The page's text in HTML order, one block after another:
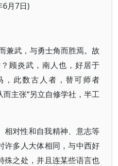
6月7日)
兼武，与勇士角而胜焉。故
顾炎武，南人也，好居于
，此数古人者，替可师者
主张“另立自修学社，半工
相对性和自我精神、意志等
许多人大体相同，与中西好
殊之处，并且连某些语言也